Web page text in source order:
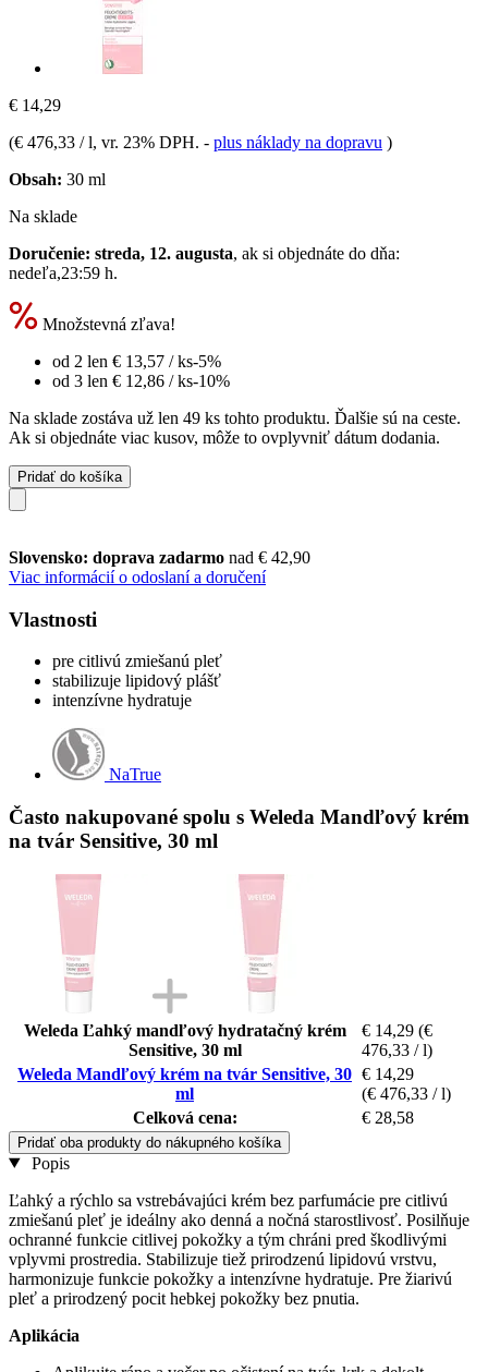
€ 14,29
(€ 476,33 / l, vr. 23% DPH. - plus náklady na dopravu )
Obsah: 30 ml
Na sklade
Doručenie: streda, 12. augusta, ak si objednáte do dňa:
nedeľa,23:59 h.
Množstevná zľava!
od 2 len € 13,57 / ks-5%
od 3 len € 12,86 / ks-10%
Na sklade zostáva už len 49 ks tohto produktu. Ďalšie sú na ceste.
Ak si objednáte viac kusov, môže to ovplyvniť dátum dodania.
Pridať do košíka
Slovensko: doprava zadarmo nad € 42,90
Viac informácií o odoslaní a doručení
Vlastnosti
pre citlivú zmiešanú pleť
stabilizuje lipidový plášť
intenzívne hydratuje
NaTrue
Často nakupované spolu s Weleda Mandľový krém
na tvár Sensitive, 30 ml
Weleda Ľahký mandľový hydratačný krém
Sensitive, 30 ml
€ 14,29 (€
476,33 / l)
Weleda Mandľový krém na tvár Sensitive, 30
ml
€ 14,29
(€ 476,33 / l)
Celková cena:
€ 28,58
Pridať oba produkty do nákupného košíka
Popis
Ľahký a rýchlo sa vstrebávajúci krém bez parfumácie pre citlivú
zmiešanú pleť je ideálny ako denná a nočná starostlivosť. Posilňuje
ochranné funkcie citlivej pokožky a tým chráni pred škodlivými
vplyvmi prostredia. Stabilizuje tiež prirodzenú lipidovú vrstvu,
harmonizuje funkcie pokožky a intenzívne hydratuje. Pre žiarivú
pleť a prirodzený pocit hebkej pokožky bez pnutia.
Aplikácia